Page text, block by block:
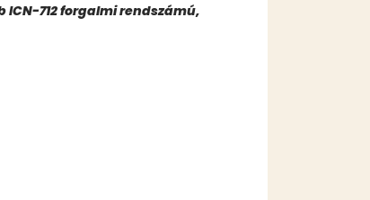
ICN-712 forgalmi rendszámú,